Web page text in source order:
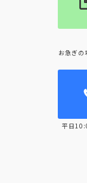
お急ぎの
平日